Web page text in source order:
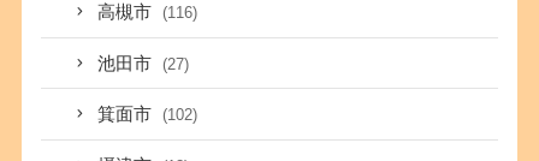
高槻市 (116)
池田市 (27)
箕面市 (102)